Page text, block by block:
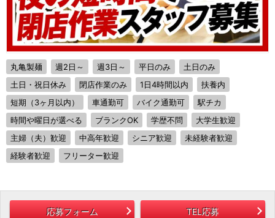
丸亀製麺 週2日～ 週3日～ 平日のみ
土日のみ
土日・祝日休み
閉店作業のみ 1日4時間以内
扶養内
短期（3ヶ月以内）
車通勤可 バイク通勤可
駅チカ
時間や曜日が選べる
ブランクOK 学歴不問
大学生歓迎
主婦（夫）歓迎
中高年歓迎 シニア歓迎
未経験者歓迎
経験者歓迎
フリーター歓迎
応募フォーム TEL応募